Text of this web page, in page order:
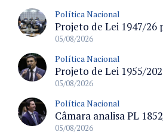
Política Nacional
05/08/2026
Política Nacional
05/08/2026
Política Nacional
05/08/2026